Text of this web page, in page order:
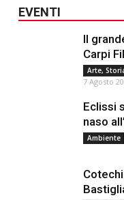
EVENTI
Il
Carpi
Arte,
7 Agosto
Eclissi
naso
Ambiente